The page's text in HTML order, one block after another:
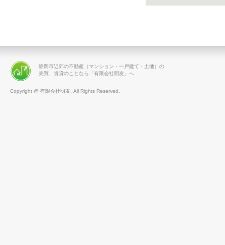
静岡市近郊の不動産（マンション・一戸建て・土地）の
売買、賃貸のことなら「有限会社明友」へ
Copyright @ 有限会社明友. All Rights Reserved.